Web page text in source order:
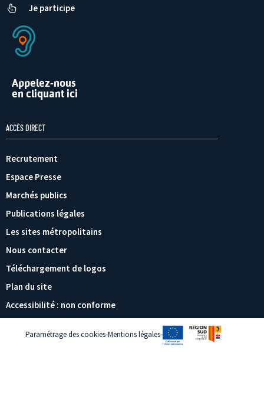
Je participe
Appelez-nous
en cliquant ici
ACCÈS DIRECT
Recrutement
Espace Presse
Marchés publics
Publications légales
Les sites métropolitains
Nous contacter
Téléchargement de logos
Plan du site
Accessibilité : non conforme
Paramétrage des cookies Mentions légales